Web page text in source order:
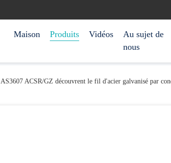
Maison Produits Vidéos
Au sujet de
nous
AS3607 ACSR/GZ découvrent le fil d'acier galvanisé par